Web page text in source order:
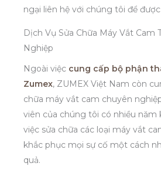
ngại liên hệ với chúng tôi để
Dịch Vụ Sửa Chữa Máy Vắt Cam
Nghiệp
Ngoài việc cung cấp bộ phận
Zumex, ZUMEX Việt Nam còn
chữa máy vắt cam chuyên
viên của chúng tôi có nhiều
việc sửa chữa các loại máy vắt
khắc phục mọi sự cố một cách
quả.